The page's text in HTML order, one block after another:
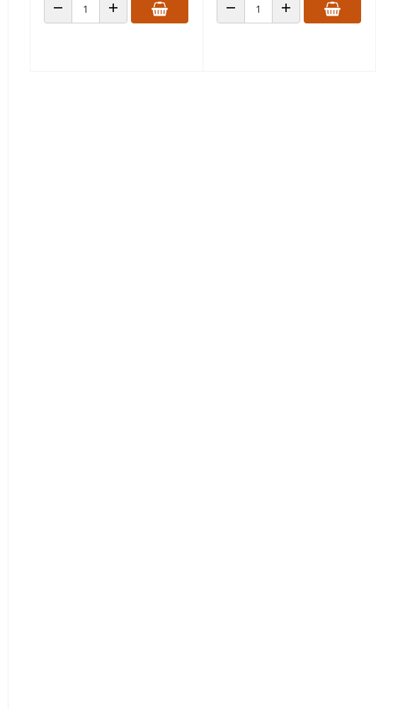
ANZAHL VERRINGERNANZAHL ERHÖHEN ANZAHL VERRINGERNANZAHL ERHÖHEN